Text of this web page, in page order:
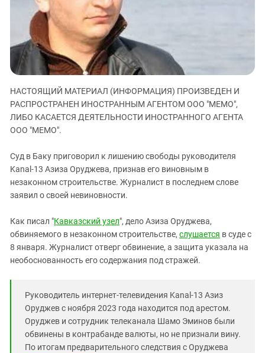
ЗАСТАВЛЯЕТ
КАВКАЗ ЗА ПАЛЕСТИНУ
ИНАКОМЫСЛИЕ В ЧЕЧНЕ
ПРЕСЛЕДОВАНИЕ АКТИВИСТОВ
МОБИЛИЗАЦИЯ И ПРОТЕСТЫ
Дагестан
Ингушетия
Кабардино-Балкария
Калмыкия
Краснодарский край
Нагорный Карабах
Ростовская область
Северная Осетия - Алания
СКФО
Чечня
Южная Осетия
НАСТОЯЩИЙ МАТЕРИАЛ (ИНФОРМАЦИЯ) ПРОИЗВЕДЕН И
РАСПРОСТРАНЕН ИНОСТРАННЫМ АГЕНТОМ ООО "МЕМО",
ЛИБО КАСАЕТСЯ ДЕЯТЕЛЬНОСТИ ИНОСТРАННОГО АГЕНТА
ООО "МЕМО".
Суд в Баку приговорил к лишению свободы руководителя
Kanal-13 Азиза Оруджева, признав его виновным в
незаконном строительстве. Журналист в последнем слове
заявил о своей невиновности.
Как писал "Кавказский узел", дело Азиза Оруджева,
обвиняемого в незаконном строительстве, слушается в суде с
8 января. Журналист отверг обвинение, а защита указала на
необоснованность его содержания под стражей.
Руководитель интернет-телевидения Kanal-13 Азиз
Оруджев с ноября 2023 года находится под арестом.
Оруджев и сотрудник телеканала Шамо Эминов были
обвинены в контрабанде валюты, но не признали вину.
По итогам предварительного следствия с Оруджева